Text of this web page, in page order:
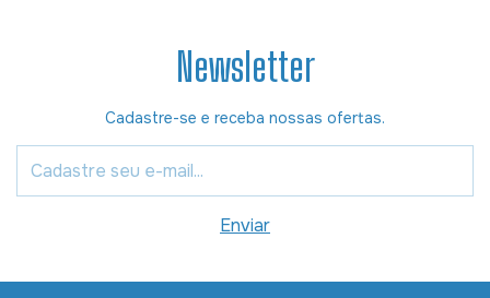
Newsletter
Cadastre-se e receba nossas ofertas.